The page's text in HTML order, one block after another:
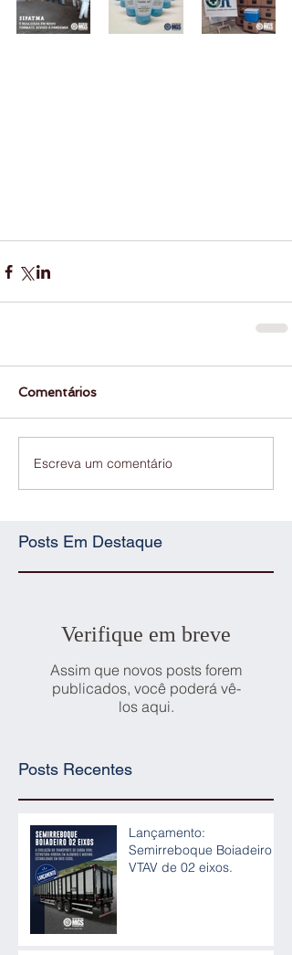
Comentários
Escreva um comentário
Posts Em Destaque
Verifique em breve
Assim que novos posts forem
publicados, você poderá vê-
los aqui.
Posts Recentes
Lançamento:
Semirreboque Boiadeiro
VTAV de 02 eixos.